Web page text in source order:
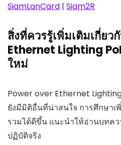
SiamLanCard | Siam2R
สิ่งที่ควรรู้เพิ่มเติมเกี่ย
Ethernet Lighting
ใหม่
Power over Ethernet
ยังมีมิติอื่นที่น่าสนใจ การศึกษาเ
รวมได้ดีขึ้น แนะนำให้อ่านบทคว
ปฏิบัติจริง